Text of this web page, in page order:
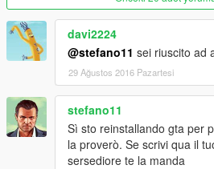
davi2224
@stefano11 sei riuscito ad
29 Ağustos 2016 Pazartesi
stefano11
Sì sto reinstallando gta per
la proverò. Se scrivi qua il
sersediore te la manda